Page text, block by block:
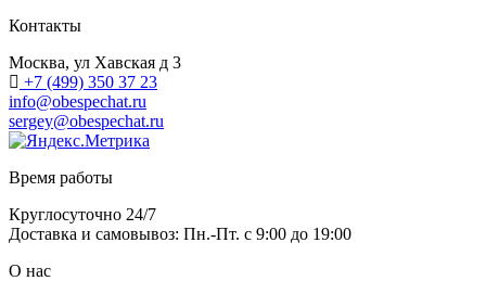
Контакты
Москва, ул Хавская д 3
+7 (499) 350 37 23
info@obespechat.ru
sergey@obespechat.ru
Время работы
Круглосуточно 24/7
Доставка и самовывоз: Пн.-Пт. с 9:00 до 19:00
О нас